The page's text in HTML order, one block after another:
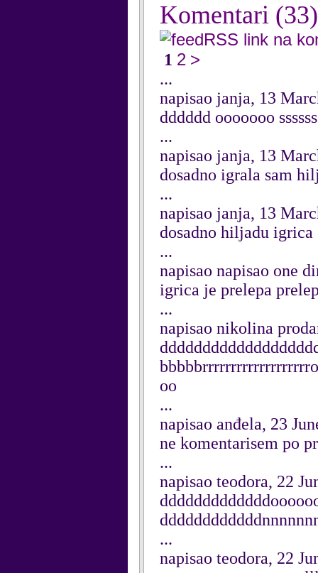
Komentari (33)
RSS link na
1 2 >
...
napisao janja, 13
dddddd ooooooo
...
napisao janja, 13
dosadno igrala sam
...
napisao janja, 13
dosadno hiljadu
...
napisao napisao one
igrica je prelepa
...
napisao nikolina
oo
...
napisao anđela, 23
ne komentarisem po
...
napisao teodora, 22
...
napisao teodora, 22